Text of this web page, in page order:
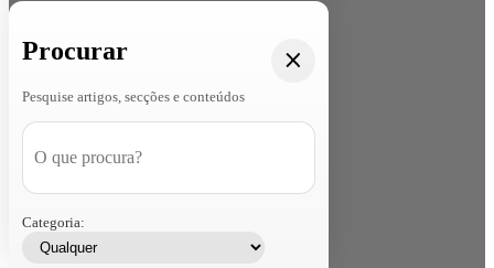
Procurar
Pesquise artigos, secções e conteúdos
Categoria: